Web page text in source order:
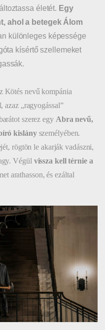
életét. Egy
ahol a betegek Álom
különleges képessége
kísértő szellemeket
Kötés nevű kompánia
azaz „ragyogással”
szerez egy Abra nevű,
kislányszemélyében.
rögtön le akarják vadászni,
Végül vissza kell térnie a
arathasson, és ezáltal